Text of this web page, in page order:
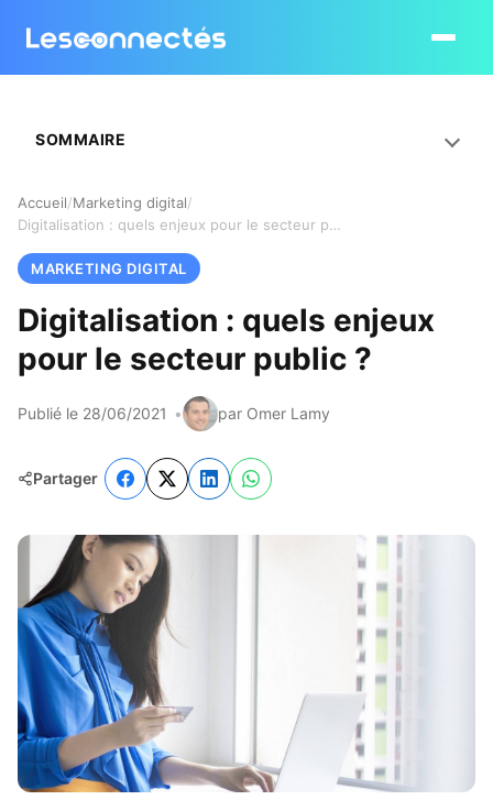
Ouvrir le
Accueil Marketing digital
Digitalisation : quels enjeux pour le secteur public ?
MARKETING DIGITAL
Digitalisation : quels enjeux
pour le secteur public ?
Publié le 28/06/2021 par Omer Lamy
Partager
SOMMAIRE